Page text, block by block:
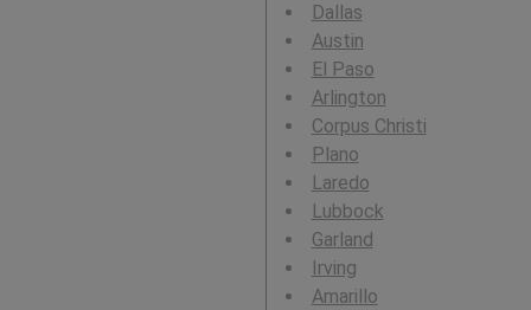
Dallas
Austin
El Paso
Arlington
Corpus Christi
Plano
Laredo
Lubbock
Garland
Irving
Amarillo